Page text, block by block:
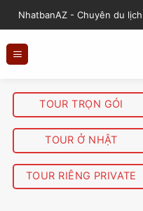
NhatbanAZ - Chuyên du
TOUR TRỌN GÓI
TOUR Ở NHẬT
TOUR RIÊNG PRIVATE